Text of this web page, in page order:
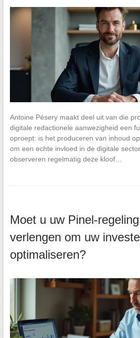
Antoine Pésery maakt deel uit van die
digitale redactionele aanwezigheid een
oproept: is het produceren van inhoud
om een echte invloed in de digitale
observeren regelmatig deze kloof…
Moet u uw Pinel-
verlengen om uw
optimaliseren?